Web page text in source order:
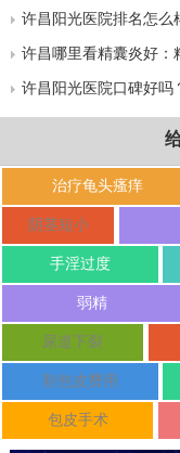
许昌阳光医院排名怎么
许昌哪里看精囊炎好：
许昌阳光医院口碑好吗
治疗龟头瘙痒
阴茎短小
手淫过度
弱精
尿道下裂
割包皮费用
包皮手术